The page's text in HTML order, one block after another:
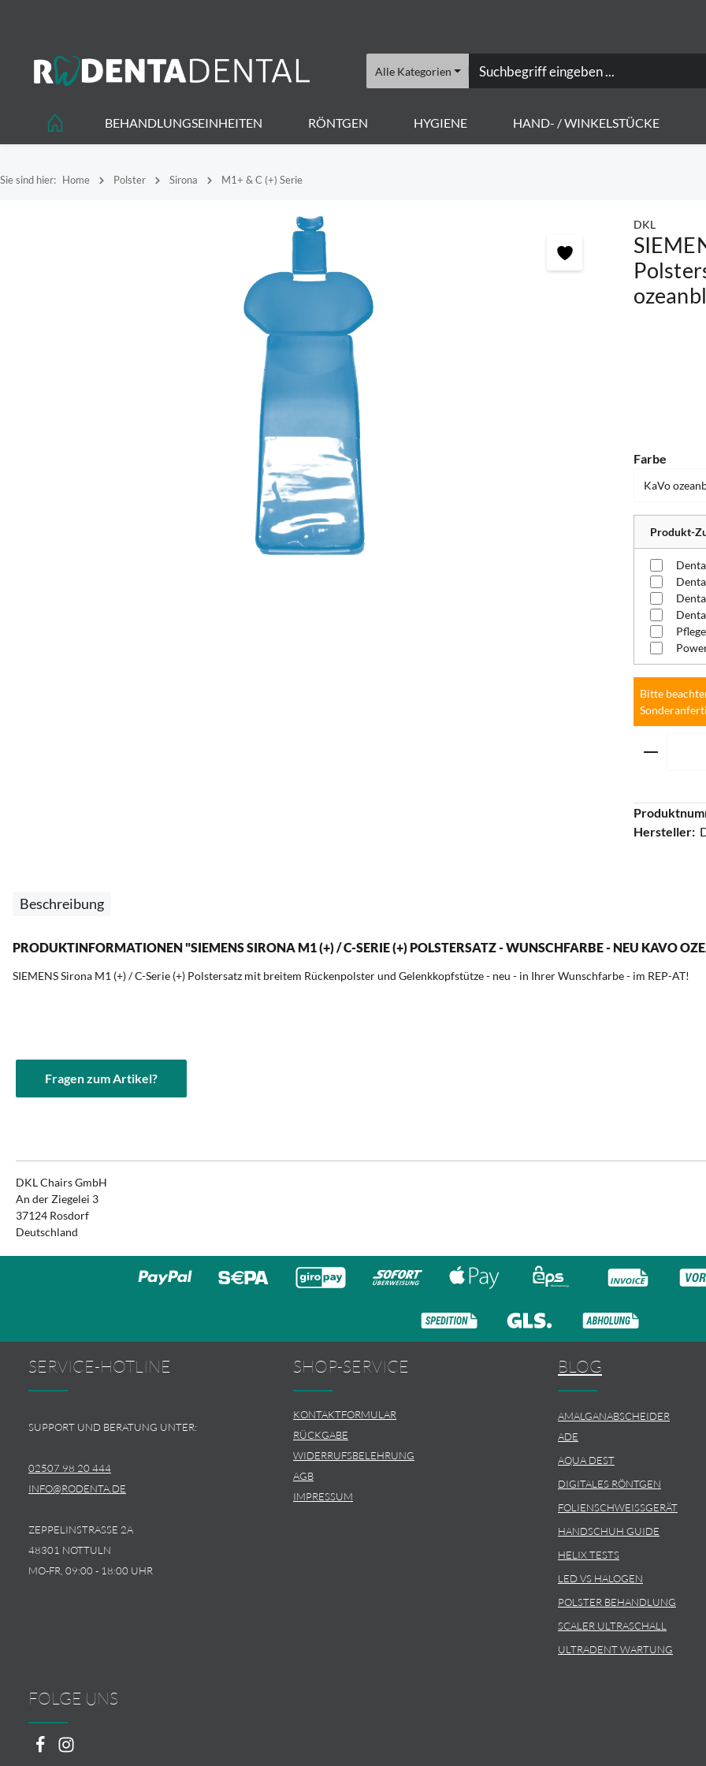
Alle Kategorien
BEHANDLUNGSEINHEITEN RÖNTGEN HYGIENE HAND- / WINKELSTÜCKE
Sie sind hier: Home Polster Sirona M1+ & C (+) Serie
DKL
Farbe
Produkt-
Bitte
Hersteller:
Beschreibung
PRODUKTINFORMATIONEN "SIEMENS SIRONA M1 (+) / C-SERIE (+) POLSTERSATZ - WUNSCHFARBE - NEU KAVO
SIEMENS Sirona M1 (+) / C-Serie (+) Polstersatz mit breitem Rückenpolster und Gelenkkopfstütze - neu - in Ihrer Wunschfarbe - im REP-AT!
Fragen zum Artikel?
DKL Chairs GmbH
An der Ziegelei 3
37124 Rosdorf
Deutschland
SERVICE-HOTLINE
SUPPORT UND BERATUNG UNTER:
02507 98 20 444
INFO@RODENTA.DE
ZEPPELINSTRASSE 2A
48301 NOTTULN
MO-FR, 09:00 - 18:00 UHR
SHOP-SERVICE
KONTAKTFORMULAR
RÜCKGABE
WIDERRUFSBELEHRUNG
AGB
IMPRESSUM
BLOG
AMALGANABSCHEIDER
ADE
AQUA DEST
DIGITALES RÖNTGEN
FOLIENSCHWEISSGERÄT
HANDSCHUH GUIDE
HELIX TESTS
LED VS HALOGEN
POLSTER BEHANDLUNG
SCALER ULTRASCHALL
ULTRADENT WARTUNG
FOLGE UNS